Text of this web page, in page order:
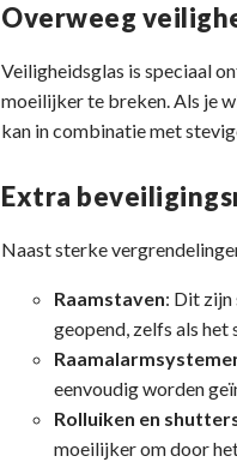
Overweeg
Veiligheidsglas is speciaal
moeilijker te breken. Als je
kan in combinatie met
Extra
Naast sterke
Raamstaven: Dit zijn
geopend, zelfs als
eenvoudig worden
Rolluiken en
moeilijker om door